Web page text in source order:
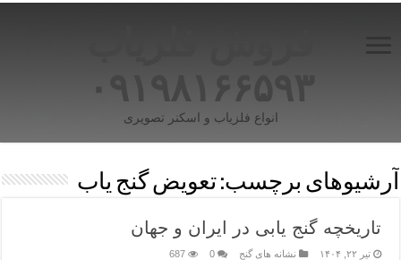
۰۹۱۹۸۱۶۶۵۹۳
انواع فلزیاب و اسکنر تصویری
آرشیوهای برچسب:تعویض گنج یاب
تاریخچه گنج‌ یابی در ایران و جهان
تیر ۲۲, ۱۴۰۴ نشانه های گنج 0
687